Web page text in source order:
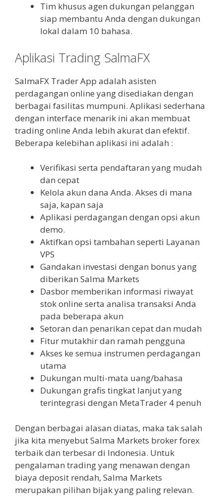
Tim khusus agen dukungan pelanggan
siap membantu Anda dengan dukungan
lokal dalam 10 bahasa.
Aplikasi Trading SalmaFX
SalmaFX Trader App adalah asisten
perdagangan online yang disediakan dengan
berbagai fasilitas mumpuni. Aplikasi sederhana
dengan interface menarik ini akan membuat
trading online Anda lebih akurat dan efektif.
Beberapa kelebihan aplikasi ini adalah :
Verifikasi serta pendaftaran yang mudah
dan cepat
Kelola akun dana Anda. Akses di mana
saja, kapan saja
Aplikasi perdagangan dengan opsi akun
demo.
Aktifkan opsi tambahan seperti Layanan
VPS
Gandakan investasi dengan bonus yang
diberikan Salma Markets
Dasbor memberikan informasi riwayat
stok online serta analisa transaksi Anda
pada beberapa akun
Setoran dan penarikan cepat dan mudah
Fitur mutakhir dan ramah pengguna
Akses ke semua instrumen perdagangan
utama
Dukungan multi-mata uang/bahasa
Dukungan grafis tingkat lanjut yang
terintegrasi dengan MetaTrader 4 penuh
Dengan berbagai alasan diatas, maka tak salah
jika kita menyebut Salma Markets broker forex
terbaik dan terbesar di Indonesia. Untuk
pengalaman trading yang menawan dengan
biaya deposit rendah, Salma Markets
merupakan pilihan bijak yang paling relevan.